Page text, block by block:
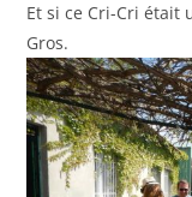
Et si ce Cri-Cri était
Gros.